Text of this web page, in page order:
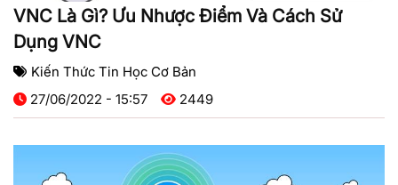
VNC Là Gì? Ưu Nhược Điểm Và Cách Sử
Dụng VNC
Kiến Thức Tin Học Cơ Bản
27/06/2022 - 15:57
2449